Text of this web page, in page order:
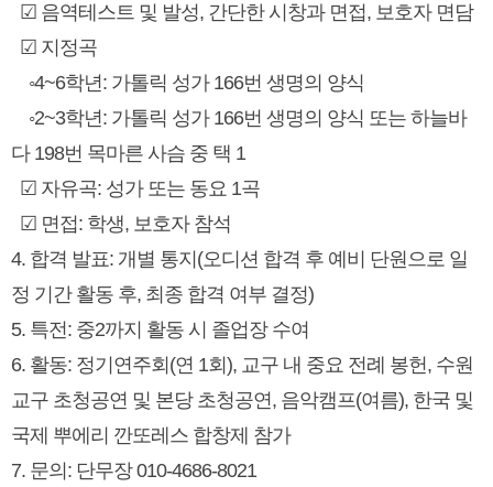
☑ 음역테스트 및 발성, 간단한 시창과 면접, 보호자 면담
☑ 지정곡
◦4~6학년: 가톨릭 성가 166번 생명의 양식
◦2~3학년: 가톨릭 성가 166번 생명의 양식 또는 하늘바
다 198번 목마른 사슴 중 택 1
☑ 자유곡: 성가 또는 동요 1곡
☑ 면접: 학생, 보호자 참석
4. 합격 발표: 개별 통지(오디션 합격 후 예비 단원으로 일
정 기간 활동 후, 최종 합격 여부 결정)
5. 특전: 중2까지 활동 시 졸업장 수여
6. 활동: 정기연주회(연 1회), 교구 내 중요 전례 봉헌, 수원
교구 초청공연 및 본당 초청공연, 음악캠프(여름), 한국 및
국제 뿌에리 깐또레스 합창제 참가
7. 문의: 단무장 010-4686-8021